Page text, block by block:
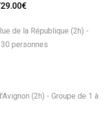
€
de la République (2h) -
personnes
(2h) - Groupe de 1 à